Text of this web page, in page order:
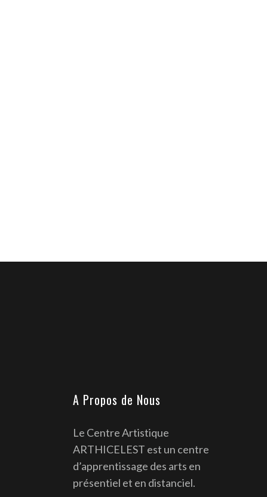
A Propos de Nous
Le Centre Artistique
ARTHICELEST est un centre
d’apprentissage des arts en
présentiel et en distanciel.